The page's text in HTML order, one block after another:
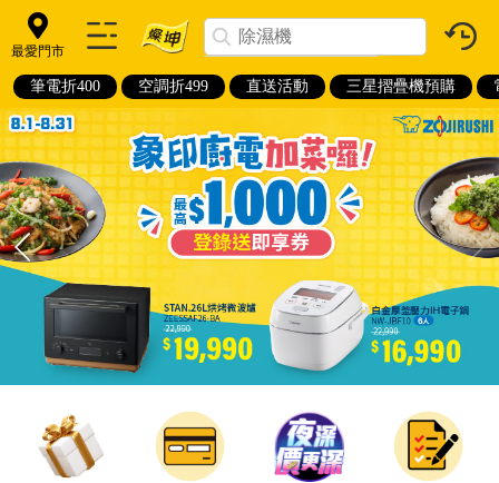
最愛門市
筆電折400 空調折499 直送活動 三星摺疊機預購